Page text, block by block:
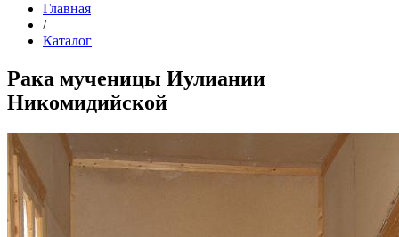
Главная
/
Каталог
Рака мученицы Иулиании
Никомидийской